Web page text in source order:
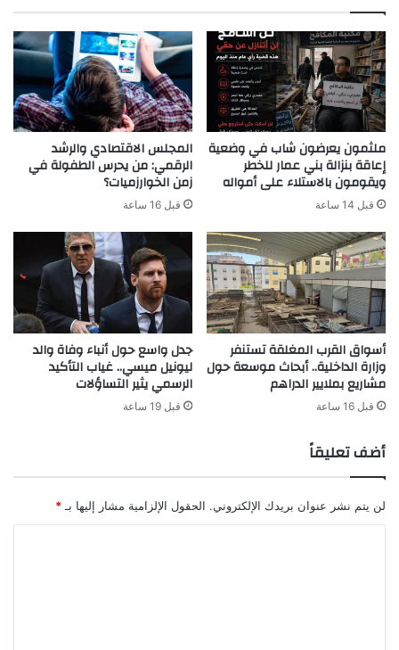
ملثمون يعرضون شاب في وضعية
إعاقة بنزالة بني عمار للخطر
ويقومون بالاستلاء على أمواله
قبل 14 ساعة
المجلس الاقتصادي والرشد
الرقمي: من يحرس الطفولة في
زمن الخوارزميات؟
قبل 16 ساعة
أسواق القرب المغلقة تستنفر
وزارة الداخلية.. أبحاث موسعة حول
مشاريع بملايير الدراهم
قبل 16 ساعة
جدل واسع حول أنباء وفاة والد
ليونيل ميسي.. غياب التأكيد
الرسمي يثير التساؤلات
قبل 19 ساعة
أضف تعليقاً
لن يتم نشر عنوان بريدك الإلكتروني. الحقول الإلزامية مشار إليها بـ *